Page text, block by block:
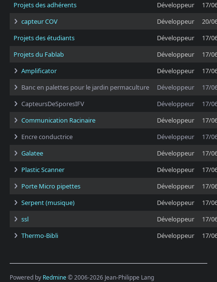
Projets des adhérents
Développeur
17/
capteur COV
Développeur
20/
Projets des étudiants
Développeur
17/
Projets du Fablab
Développeur
17/
Amplificator
Développeur
17/
Banc en palettes pour le jardin permaculture
Développeur
17/
CapteursDeSporesIFV
Développeur
17/
Communication Racinaire
Développeur
17/
Encre conductrice
Développeur
17/
Galatee
Développeur
17/
Plastic Scanner
Développeur
17/
Porte Micro pipettes
Développeur
17/
Serpent (musique)
Développeur
17/
ssl
Développeur
17/
Thermo-Bibli
Développeur 17/
Powered by Redmine© 2006-2026 Jean-Philippe Lang